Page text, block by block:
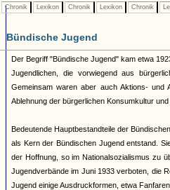
Chronik Lexikon Chronik Lexikon Chronik
Bündische Jugend
Der Begriff "Bündische Jugend" kam etwa
Jugendlichen, die vorwiegend aus
Gemeinsam waren aber auch Aktions- und
Ablehnung der bürgerlichen Konsumkultur und
Bedeutende Hauptbestandteile der
als Kern der Bündischen Jugend entstand.
der Hoffnung, so im Nationalsozialismus zu
Jugendverbände im Juni 1933 verboten, die
Jugend einige Ausdruckformen, etwa